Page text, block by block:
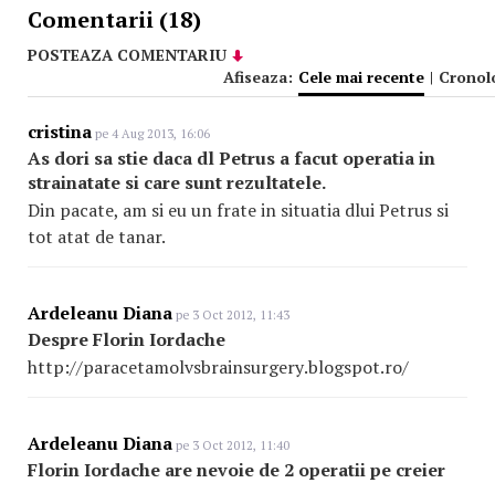
Comentarii (18)
POSTEAZA COMENTARIU
Afiseaza: Cele mai recente |
cristina pe 4 Aug 2013, 16:06
As dori sa stie daca dl Petrus a facut operatia in
strainatate si care sunt rezultatele.
Din pacate, am si eu un frate in situatia dlui Petrus si
tot atat de tanar.
Ardeleanu Diana pe 3 Oct 2012, 11:43
Despre Florin Iordache
http://paracetamolvsbrainsurgery.blogspot.ro/
Ardeleanu Diana pe 3 Oct 2012, 11:40
Florin Iordache are nevoie de 2 operatii pe creier